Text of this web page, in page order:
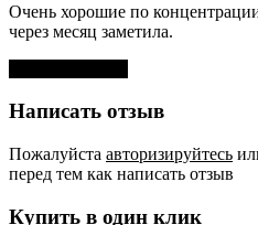
Очень хорошие по
через месяц заметила.
Написать отзыв
Пожалуйста авторизируйтесь
перед тем как написать отзыв
Купить в один клик